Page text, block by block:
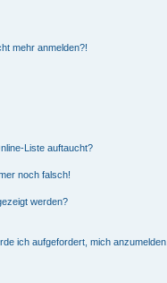
mehr anmelden?!
Liste auftaucht?
noch falsch!
werden?
ich aufgefordert, mich anzumelden.